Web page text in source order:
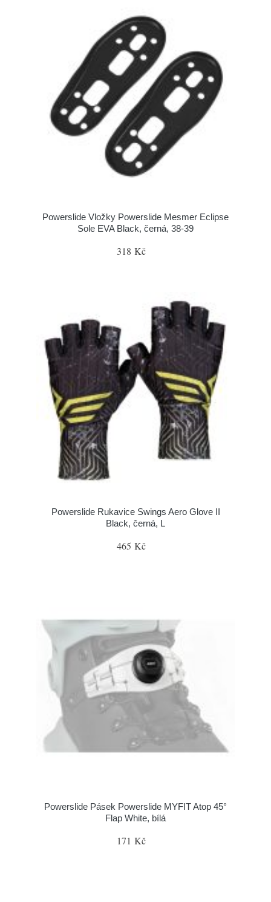
Powerslide Vložky Powerslide Mesmer Eclipse
Sole EVA Black, černá, 38-39
318 Kč
Powerslide Rukavice Swings Aero Glove II
Black, černá, L
465 Kč
Powerslide Pásek Powerslide MYFIT Atop 45°
Flap White, bílá
171 Kč